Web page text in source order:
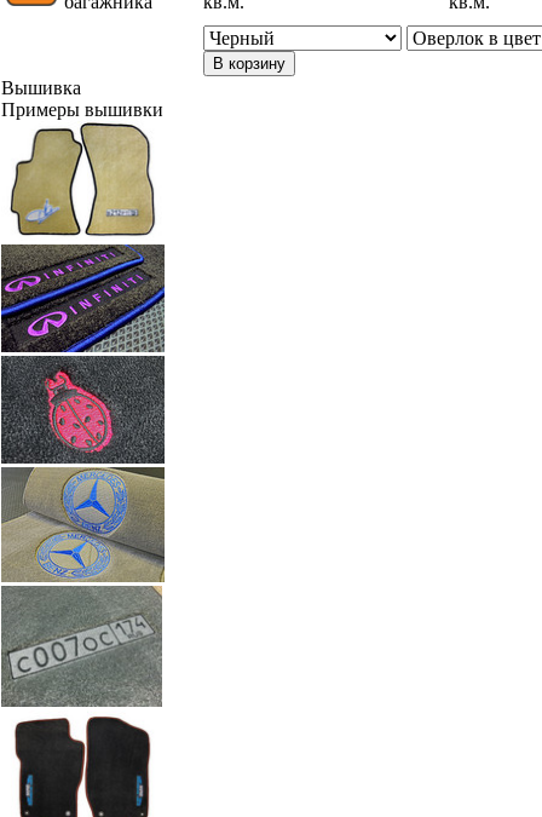
В корзину
Вышивка
Примеры вышивки